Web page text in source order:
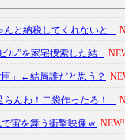
と納税してくれないと...
ル”を家宅捜索した結...
臣」←結局誰だと思う？
んわ！二袋作ったろ！...
宙を舞う衝撃映像ｗ NEW!